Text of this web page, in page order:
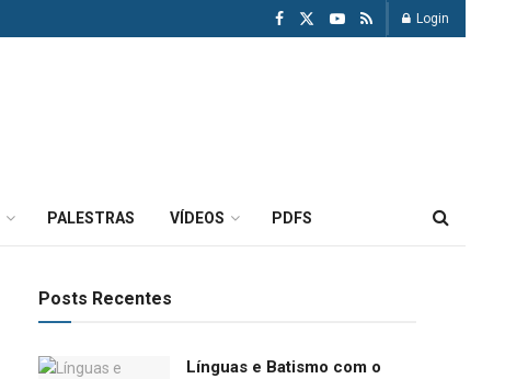
Login
PALESTRAS VÍDEOS PDFS
Posts Recentes
Línguas e Batismo com o